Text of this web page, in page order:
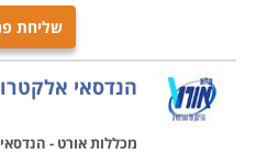
שליחת
הנדסאי
מכללות אורט -